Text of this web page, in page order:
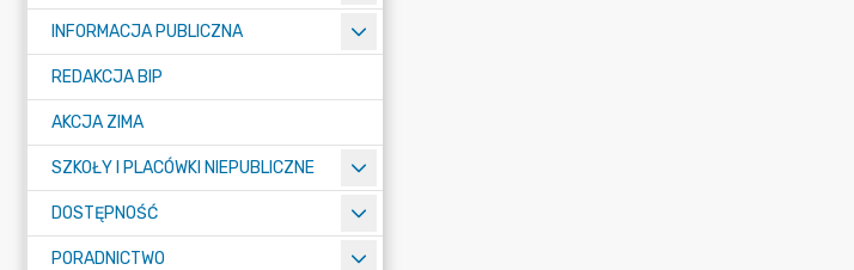
INFORMACJA PUBLICZNA
REDAKCJA BIP
AKCJA ZIMA
SZKOŁY I PLACÓWKI NIEPUBLICZNE
DOSTĘPNOŚĆ
PORADNICTWO